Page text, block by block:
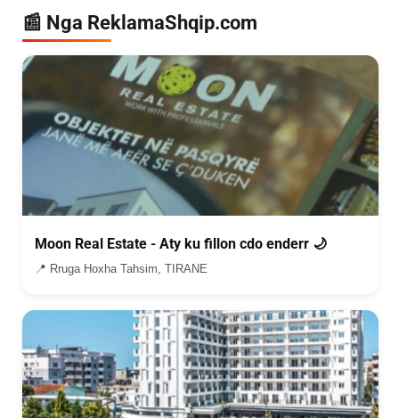
📰 Nga ReklamaShqip.com
Moon Real Estate - Aty ku fillon cdo enderr 🌙
📍 Rruga Hoxha Tahsim, TIRANE